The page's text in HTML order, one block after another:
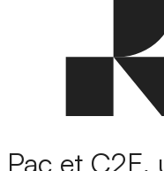
Pac et C2E,